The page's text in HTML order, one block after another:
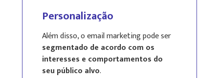
Personalização
Além disso, o email marketing pode ser
segmentado de acordo com os
interesses e comportamentos do
seu público alvo.